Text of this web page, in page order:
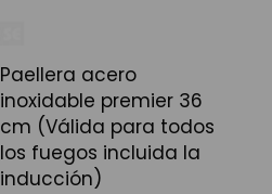
Paellera acero
inoxidable premier 36
cm (Válida para todos
los fuegos incluida la
inducción)